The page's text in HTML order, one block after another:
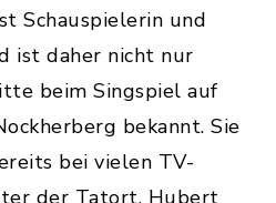
Schauspielerin und
ist daher nicht nur
beim Singspiel auf
bekannt. Sie
bei vielen TV-